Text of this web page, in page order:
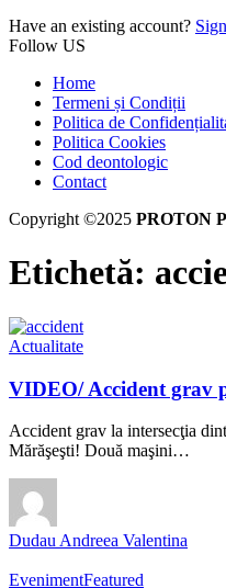
Have an existing account?
Follow US
Home
Termeni și Condiții
Politica de
Politica Cookies
Cod deontologic
Contact
Copyright ©2025 PROTON
Etichetă:
Actualitate
VIDEO/ Accident grav
Accident grav la intersecţia
Mărăşeşti! Două maşini…
Dudau Andreea Valentina
EvenimentFeatured